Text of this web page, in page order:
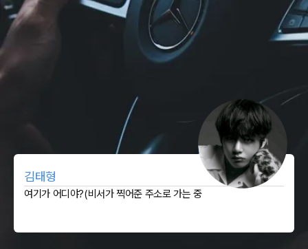
김태형
여기가 어디야?(비서가 찍어준 주소로 가는 중